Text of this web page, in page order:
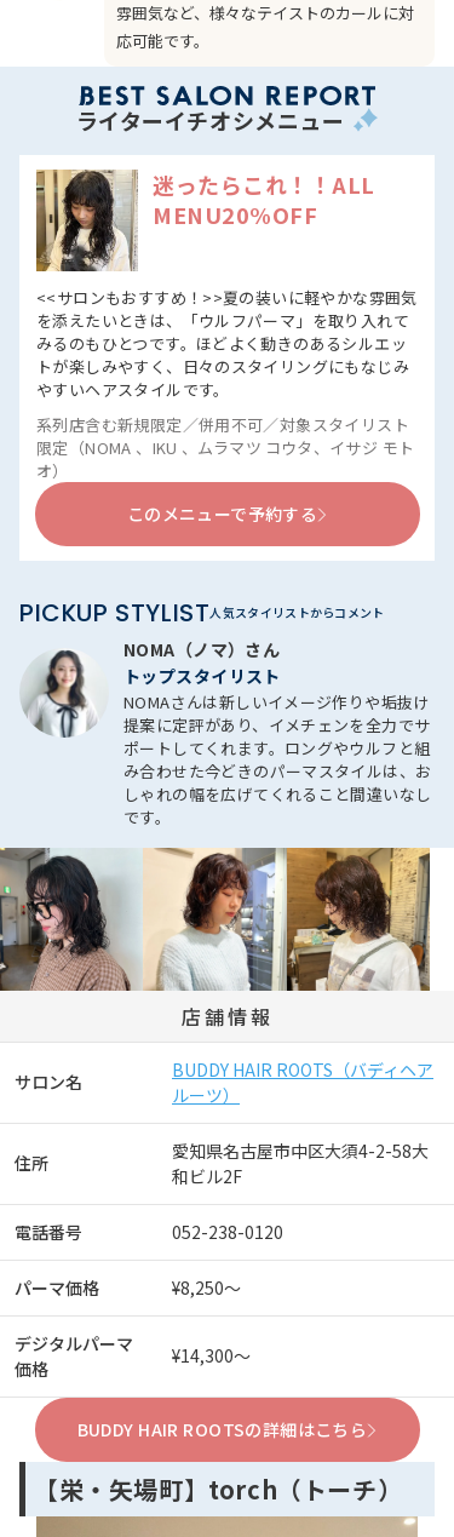
雰囲気など、様々なテイストのカールに対
応可能です。
ライターイチオシメニュー
迷ったらこれ！！ALL
MENU20%OFF
<<サロンもおすすめ！>>夏の装いに軽やかな雰囲気
を添えたいときは、「ウルフパーマ」を取り入れて
みるのもひとつです。ほどよく動きのあるシルエッ
トが楽しみやすく、日々のスタイリングにもなじみ
やすいヘアスタイルです。
系列店含む新規限定／併用不可／対象スタイリスト
限定（NOMA 、IKU 、ムラマツ コウタ、イサジ モト
オ）
このメニューで予約する
PICKUP STYLIST人気スタイリストからコメント
NOMA（ノマ）さん
トップスタイリスト
NOMAさんは新しいイメージ作りや垢抜け
提案に定評があり、イメチェンを全力でサ
ポートしてくれます。ロングやウルフと組
み合わせた今どきのパーマスタイルは、お
しゃれの幅を広げてくれること間違いなし
です。
店舗情報
サロン名
BUDDY HAIR ROOTS（バディヘア
ルーツ）
住所
愛知県名古屋市中区大須4-2-58大
和ビル2F
電話番号 052-238-0120
パーマ価格 ¥8,250～
デジタルパーマ
価格
¥14,300～
BUDDY HAIR ROOTSの詳細はこちら
【栄・矢場町】torch（トーチ）